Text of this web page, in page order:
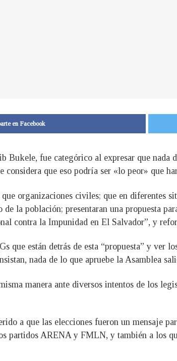
en Facebook
Bukele, fue categórico al expresar que
considera que eso podría ser «lo peor» que
organizaciones civiles; que en diferentes
la población; presentaran una propuesta
contra la Impunidad en El Salvador”, y
que están detrás de esta “propuesta” y ver
nada de lo que apruebe la Asamblea
manera ante diversos intentos de los
a que las elecciones fueron un mensaje
partidos ARENA y FMLN, y también a los